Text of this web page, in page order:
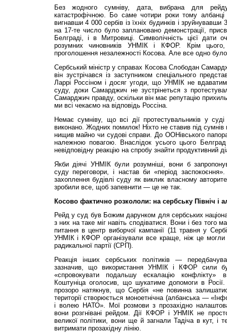
Без жодного сумніву, дата, вибрана для
катастрофічною. Бо саме чотири роки тому албанці
вигнавши 4 000 сербів із їхніх будинків і
на 17-те число було заплановано демонстрації,
Белграді, і в Митровиці. Символічність цієї дати
розумних чиновників УНМІК і КФОР. Крім
проголошення незалежності Косова. Але все одно
Сербський міністр у справах Косова Слободан
він зустрічався із заступником спеціального
Ларрі Россіном і досяг угоди, що УНМІК не
суду, доки Самарджич не зустрінеться з
Самарджич правду, оскільки він має репутацію
ми всі чекаємо на відповідь Россіна.
Немає сумніву, що всі дії протестувальників у
виконано. Жодних помилок! Ніхто не ставив під
нищив майно чи судові справи. До ООНівського
належною повагою. Внаслідок усього цього
невідповідну реакцію на спробу знайти продуктивний
Якби діячі УНМІК були розумніші, вони б
суду переговори, і настав би «період
захоплення будівлі суду як виклик власному
зробили все, щоб запевнити — це не так.
Косово фактично розкололи: на сербську Північ і
Рейд у суд був Божим дарунком для сербських
з них на таке міг навіть сподіватися. Вони і без того
питання в центр виборчої кампанії (11 травня у
УНМІК і КФОР організували все краще, ніж це могли
радикальної партії (СРП).
Реакція інших сербських політиків —
зазначив, що використання УНМІК і КФОР сили
«спровокувати подальшу ескалацію
Коштуніца оголосив, що шукатиме допомоги в
прозоро натякнув, що Сербія «не повинна
території створюється моноетнічна (албанська —
і волею НАТО». Мої розмови з прозахідно
вони розгнівані рейдом. Дії КФОР і УНМІК не
великої політики, вони ще й загнали Тадіча в кут, і
витримати прозахідну лінію.